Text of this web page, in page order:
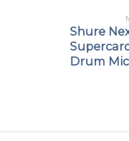
Shure
Drum